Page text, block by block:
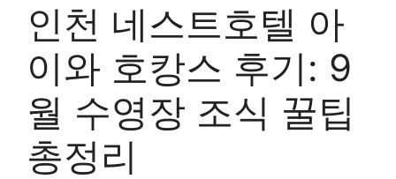
인천 네스트호텔 아
이와 호캉스 후기: 9
월 수영장 조식 꿀팁
총정리